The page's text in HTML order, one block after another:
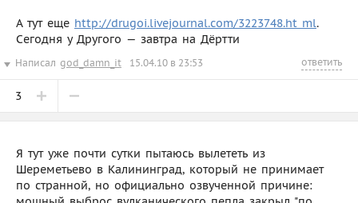
А тут еще http://drugoi.livejournal.com/3223748.ht ml.
Сегодня у Другого — завтра на Дёртти
Написал god_damn_it 15.04.10 в 23:53 ответить
3
Я тут уже почти сутки пытаюсь вылететь из
Шереметьево в Калининград, который не принимает
по странной, но официально озвученной причине: